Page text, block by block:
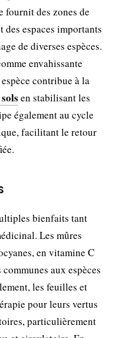
fournit des zones de
espaces importants
de diverses espèces.
envahissante
contribue à la
en stabilisant les
également au cycle
facilitant le retour
bienfaits tant
Les mûres
en vitamine C
aux espèces
les feuilles et
pour leurs vertus
particulièrement